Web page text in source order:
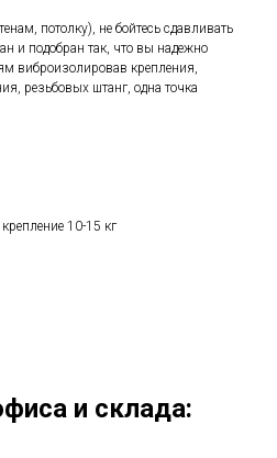
потолку), не бойтесь сдавливать
и подобран так, что вы надежно
виброизолировав крепления,
резьбовых штанг, одна точка
10-15 кг
и склада: